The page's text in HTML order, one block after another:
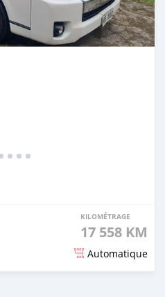
KILOMÉTRAGE
17 558 KM
Automatique